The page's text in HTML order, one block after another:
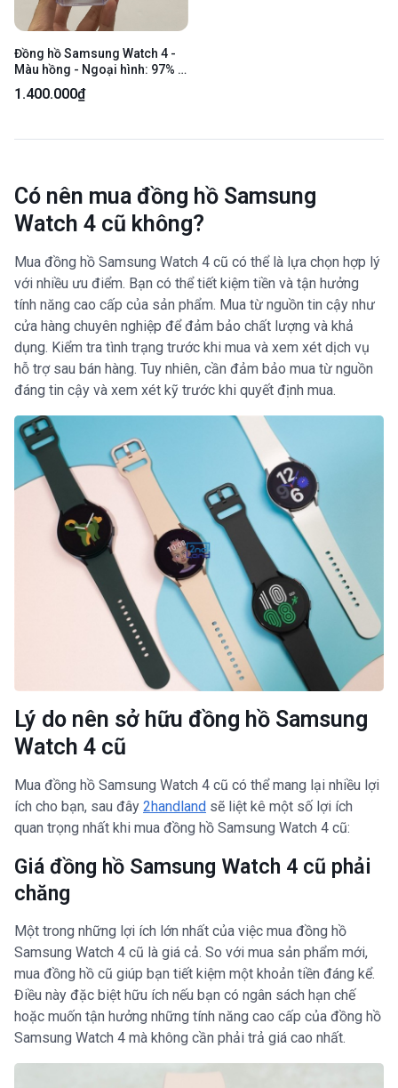
Đồng hồ Samsung Watch 4 -
Màu hồng - Ngoại hình: 97% -
Trầy body, màn ám xanh nhẹ -
Kèm sạc
1.400.000₫
Có nên mua đồng hồ Samsung
Watch 4 cũ không?
Mua đồng hồ Samsung Watch 4 cũ có thể là lựa chọn hợp lý
với nhiều ưu điểm. Bạn có thể tiết kiệm tiền và tận hưởng
tính năng cao cấp của sản phẩm. Mua từ nguồn tin cậy như
cửa hàng chuyên nghiệp để đảm bảo chất lượng và khả
dụng. Kiểm tra tình trạng trước khi mua và xem xét dịch vụ
hỗ trợ sau bán hàng. Tuy nhiên, cần đảm bảo mua từ nguồn
đáng tin cậy và xem xét kỹ trước khi quyết định mua.
Lý do nên sở hữu đồng hồ Samsung
Watch 4 cũ
Mua đồng hồ Samsung Watch 4 cũ có thể mang lại nhiều lợi
ích cho bạn, sau đây 2handland sẽ liệt kê một số lợi ích
quan trọng nhất khi mua đồng hồ Samsung Watch 4 cũ:
Giá đồng hồ Samsung Watch 4 cũ phải
chăng
Một trong những lợi ích lớn nhất của việc mua đồng hồ
Samsung Watch 4 cũ là giá cả. So với mua sản phẩm mới,
mua đồng hồ cũ giúp bạn tiết kiệm một khoản tiền đáng kể.
Điều này đặc biệt hữu ích nếu bạn có ngân sách hạn chế
hoặc muốn tận hưởng những tính năng cao cấp của đồng hồ
Samsung Watch 4 mà không cần phải trả giá cao nhất.